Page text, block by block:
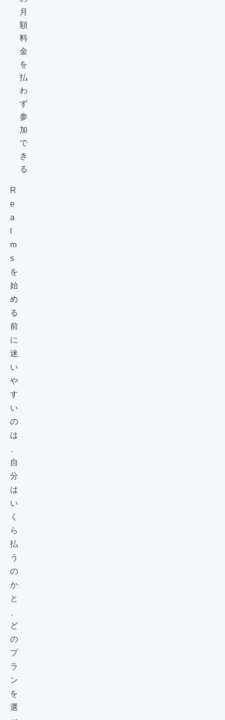
月
額
料
金
を
払
わ
ず
参
加
で
き
る
R
e
a
m
s
を
始
め
る
前
に
迷
い
や
す
い
の
は
、
自
分
は
い
く
ら
払
う
の
か
と
、
ど
の
プ
ラ
ン
を
選